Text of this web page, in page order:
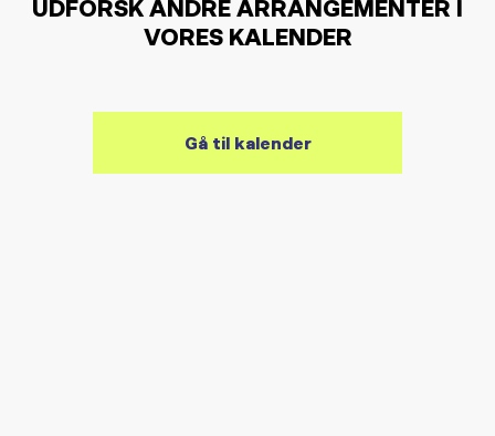
UDFORSK ANDRE ARRANGEMENTER I
VORES KALENDER
Gå til kalender